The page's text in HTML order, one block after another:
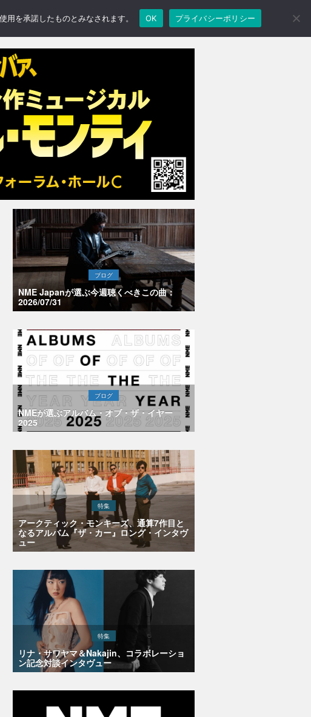
ブログ
NME Japanが選ぶ今週聴くべきこの曲：
2026/07/31
ブログ
NMEが選ぶアルバム・オブ・ザ・イヤー
2025
特集
アークティック・モンキーズ、通算7作目と
なるアルバム『ザ・カー』ロング・インタヴ
ュー
特集
リナ・サワヤマ＆Nakajin、コラボレーショ
ン記念対談インタヴュー
を承諾したものとみなされます。 OK プライバシーポリシー